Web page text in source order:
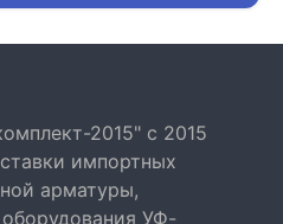
2015" с 2015
импортных
арматуры,
УФ-